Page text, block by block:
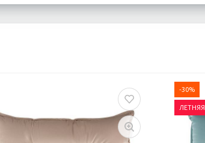
-30%